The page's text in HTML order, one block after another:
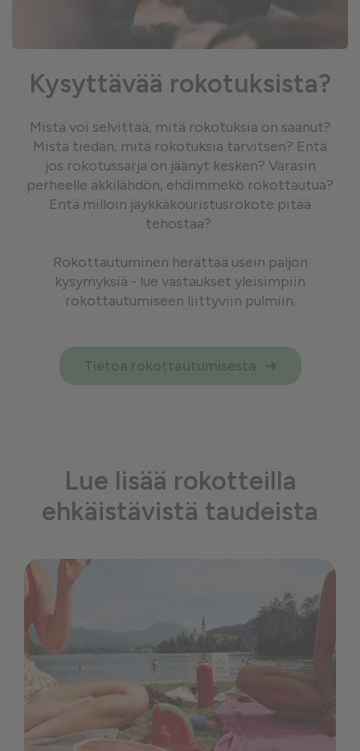
Kysyttävää rokotuksista?
Mistä voi selvittää, mitä rokotuksia on saanut?
Mistä tiedän, mitä rokotuksia tarvitsen? Entä
jos rokotussarja on jäänyt kesken? Varasin
perheelle äkkilähdön, ehdimmekö rokottautua?
Entä milloin jäykkäkouristusrokote pitää
tehostaa?
Rokottautuminen herättää usein paljon
kysymyksiä - lue vastaukset yleisimpiin
rokottautumiseen liittyviin pulmiin.
Tietoa rokottautumisesta
Lue lisää rokotteilla
ehkäistävistä taudeista